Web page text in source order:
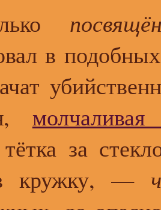
в
за
кружку, —